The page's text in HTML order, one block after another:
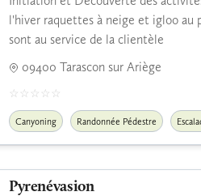
l'hiver raquettes à neige et igloo au
sont au service de la clientèle
09400 Tarascon sur Ariège
Canyoning Randonnée Pédestre
Pyrenévasion